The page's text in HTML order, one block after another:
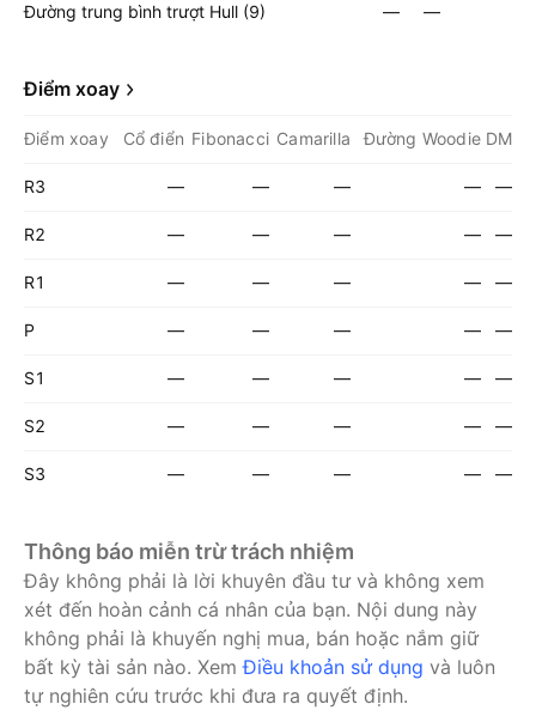
Đường trung bình trượt Hull (9) — —
Điểm xoay
Điểm xoay Cổ điển Fibonacci Camarilla Đường Woodie DM
R3 — — — — —
R2 — — — — —
R1 — — — — —
P — — — — —
S1 — — — — —
S2 — — — — —
S3 — — — — —
Thông báo miễn trừ trách nhiệm
Đây không phải là lời khuyên đầu tư và không xem
xét đến hoàn cảnh cá nhân của bạn. Nội dung này
không phải là khuyến nghị mua, bán hoặc nắm giữ
bất kỳ tài sản nào. XemĐiều khoản sử dụng và luôn
tự nghiên cứu trước khi đưa ra quyết định.